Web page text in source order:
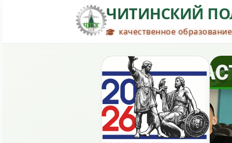
ЧИТИНСКИЙ
качественное